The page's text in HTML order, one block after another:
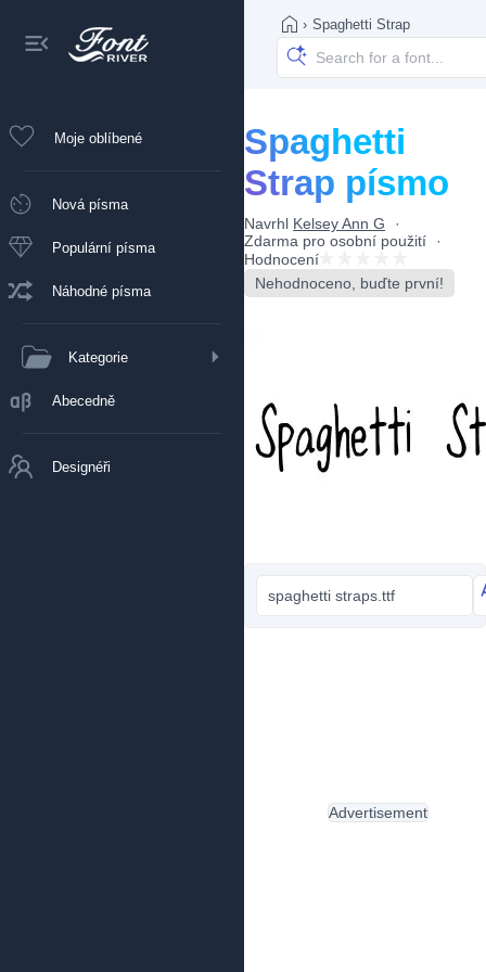
Moje oblíbené
Nová písma
Populární písma
Náhodné písma
Kategorie
Abecedně
Designéři
› Spaghetti Strap
Spaghetti
Strap písmo
Navrhl Kelsey Ann G
Zdarma pro osobní použití
Hodnocení
Nehodnoceno, buďte první!
spaghetti straps.ttf
Advertisement